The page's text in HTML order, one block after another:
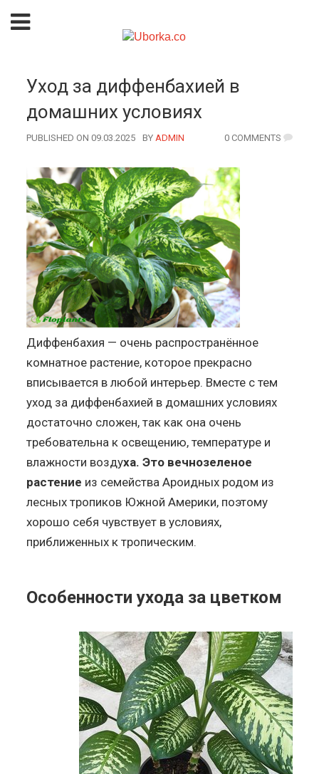
Уход за диффенбахией в
домашних условиях
PUBLISHED ON 09.03.2025 BY AUTHOR
ADMIN 0 COMMENTS
Диффенбахия — очень распространённое
комнатное растение, которое прекрасно
вписывается в любой интерьер. Вместе с тем
уход за диффенбахией в домашних условиях
достаточно сложен, так как она очень
требовательна к освещению, температуре и
влажности воздуха. Это вечнозеленое
растение из семейства Ароидных родом из
лесных тропиков Южной Америки, поэтому
хорошо себя чувствует в условиях,
приближенных к тропическим.
Особенности ухода за цветком